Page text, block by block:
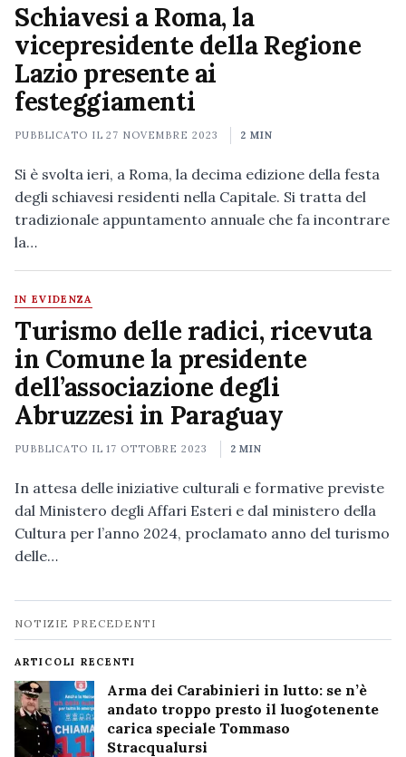
Schiavesi a Roma, la
vicepresidente della Regione
Lazio presente ai
festeggiamenti
PUBBLICATO IL27 NOVEMBRE 2023 2 MIN
Si è svolta ieri, a Roma, la decima edizione della festa
degli schiavesi residenti nella Capitale. Si tratta del
tradizionale appuntamento annuale che fa incontrare
la…
IN EVIDENZA
Turismo delle radici, ricevuta
in Comune la presidente
dell’associazione degli
Abruzzesi in Paraguay
PUBBLICATO IL17 OTTOBRE 2023 2 MIN
In attesa delle iniziative culturali e formative previste
dal Ministero degli Affari Esteri e dal ministero della
Cultura per l’anno 2024, proclamato anno del turismo
delle…
Navigazione
notizie
NOTIZIE PRECEDENTI
ARTICOLI RECENTI
Arma dei Carabinieri in lutto: se n’è
andato troppo presto il luogotenente
carica speciale Tommaso
Stracqualursi